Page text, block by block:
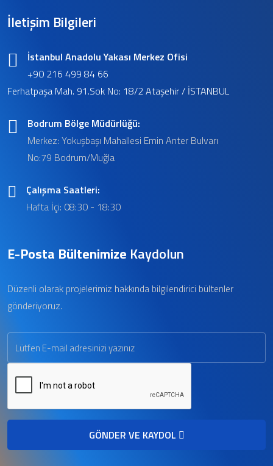
İletişim Bilgileri
İstanbul Anadolu Yakası Merkez Ofisi
+90 216 499 84 66
Ferhatpaşa Mah. 91.Sok No: 18/2 Ataşehir / İSTANBUL
Bodrum Bölge Müdürlüğü:
Merkez: Yokuşbaşı Mahallesi Emin Anter Bulvarı
No:79 Bodrum/Muğla
Çalışma Saatleri:
Hafta İçi: 08:30 - 18:30
E-Posta Bültenimize Kaydolun
Düzenli olarak projelerimiz hakkında bilgilendirici bültenler
gönderiyoruz.
GÖNDER VE KAYDOL